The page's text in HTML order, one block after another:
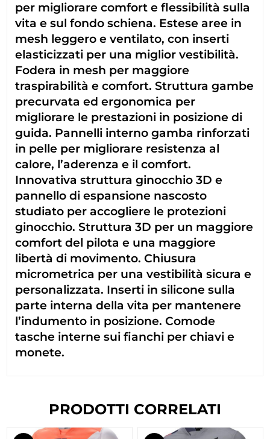
per migliorare comfort e flessibilità sulla
vita e sul fondo schiena. Estese aree in
mesh leggero e ventilato, con inserti
elasticizzati per una miglior vestibilità.
Fodera in mesh per maggiore
traspirabilità e comfort. Struttura gambe
precurvata ed ergonomica per
migliorare le prestazioni in posizione di
guida. Pannelli interno gamba rinforzati
in pelle per migliorare resistenza al
calore, l’aderenza e il comfort.
Innovativa struttura ginocchio 3D e
pannello di espansione nascosto
studiato per accogliere le protezioni
ginocchio. Struttura 3D per un maggiore
comfort del pilota e una maggiore
libertà di movimento. Chiusura
micrometrica per una vestibilità sicura e
personalizzata. Inserti in silicone sulla
parte interna della vita per mantenere
l’indumento in posizione. Comode
tasche interne sui fianchi per chiavi e
monete.
PRODOTTI CORRELATI